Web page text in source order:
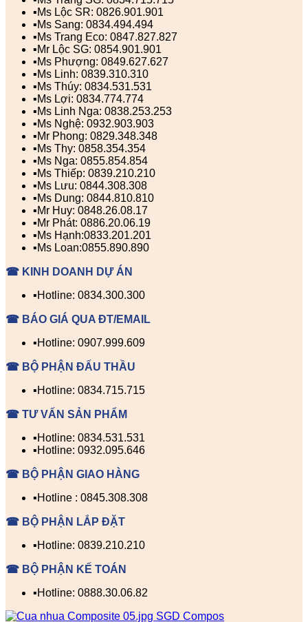
▪️Ms Lộc SR: 0826.901.901
▪️Ms Sang: 0834.494.494
▪️Ms Trang Eco: 0847.827.827
▪️Mr Lộc SG: 0854.901.901
▪️Ms Phượng: 0849.627.627
▪️Ms Linh: 0839.310.310
▪️Ms Thúy: 0834.531.531
▪️Ms Lợi: 0834.774.774
▪️Ms Linh Nga: 0838.253.253
▪️Ms Nghệ: 0932.903.903
▪️Mr Phong: 0829.348.348
▪️Ms Thy: 0858.354.354
▪️Ms Nga: 0855.854.854
▪️Ms Thiếp: 0839.210.210
▪️Ms Lưu: 0844.308.308
▪️Ms Dung: 0844.810.810
▪️Mr Huy: 0848.26.08.17
▪️Mr Phát: 0886.20.06.19
▪️Ms Hạnh:0833.201.201
▪️Ms Loan:0855.890.890
☎ KINH DOANH DỰ ÁN
▪️Hotline: 0834.300.300
☎ BÁO GIÁ QUA ĐT/EMAIL
▪️Hotline: 0907.999.609
☎ BỘ PHẬN ĐẤU THẦU
▪️Hotline: 0834.715.715
☎ TƯ VẤN SẢN PHẨM
▪️Hotline: 0834.531.531
▪️Hotline: 0932.095.646
☎ BỘ PHẬN GIAO HÀNG
▪️Hotline : 0845.308.308
☎ BỘ PHẬN LẮP ĐẶT
▪️Hotline: 0839.210.210
☎ BỘ PHẬN KẾ TOÁN
▪️Hotline: 0888.30.06.82